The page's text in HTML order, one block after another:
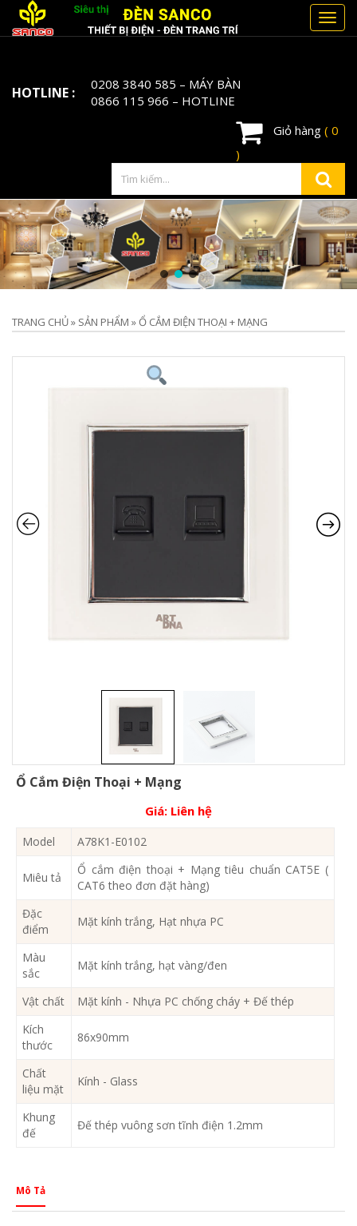
HOTLINE : 0208 3840 585 – MÁY BÀN
0866 115 966 – HOTLINE
Giỏ hàng ( 0
)
TRANG CHỦ» SẢN PHẨM »Ổ CẮM ĐIỆN THOẠI + MẠNG
Ổ Cắm Điện Thoại + Mạng
Giá: Liên hệ
Model A78K1-E0102
Miêu tả
Ổ cắm điện thoại + Mạng tiêu chuẩn CAT5E (
CAT6 theo đơn đặt hàng)
Đặc
điểm
Mặt kính trắng, Hạt nhựa PC
Màu
sắc
Mặt kính trắng, hạt vàng/đen
Vật chất
Mặt kính - Nhựa PC chống cháy + Đế thép
Kích
thước
86x90mm
Chất
liệu mặt
Kính - Glass
Khung
đế
Đế thép vuông sơn tĩnh điện 1.2mm
Mô Tả